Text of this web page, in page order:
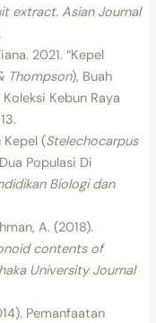
extract. Asian Journal
2021. “Kepel
Thompson), Buah
Kebun Raya
Kepel (Stelechocarpus
Populasi Di
Biologi dan
A. (2018).
contents of
University Journal
Pemanfaatan